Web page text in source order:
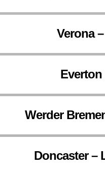
Verona
Everton
Werder
Doncaster –